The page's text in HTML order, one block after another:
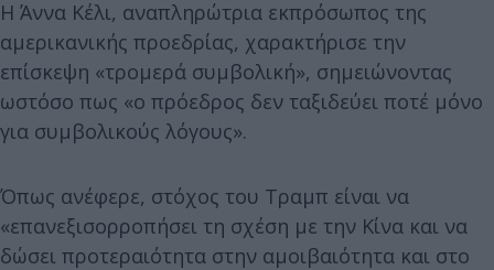
Η Άννα Κέλι, αναπληρώτρια εκπρόσωπος της
αμερικανικής προεδρίας, χαρακτήρισε την
επίσκεψη «τρομερά συμβολική», σημειώνοντας
ωστόσο πως «ο πρόεδρος δεν ταξιδεύει ποτέ μόνο
για συμβολικούς λόγους».
Όπως ανέφερε, στόχος του Τραμπ είναι να
«επανεξισορροπήσει τη σχέση με την Κίνα και να
δώσει προτεραιότητα στην αμοιβαιότητα και στο